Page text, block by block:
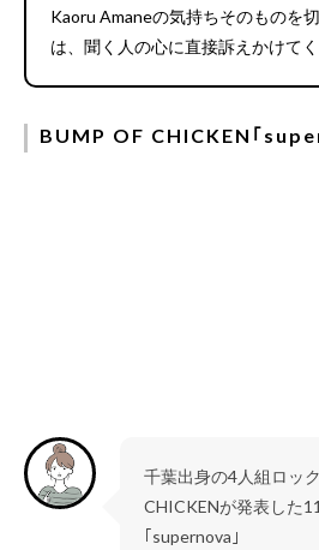
Kaoru Amaneの気持ちそのものを
は、聞く人の心に直接訴えかけて
BUMP OF CHICKEN｢
千葉出身の4人組ロッ
CHICKENが発表した
｢supernova｣